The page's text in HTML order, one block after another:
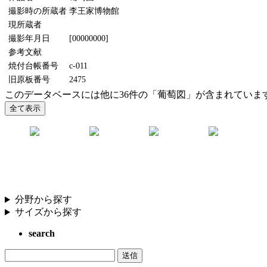
撮影時の所蔵者 李王家博物館
現所蔵者
撮影年月日
[00000000]
参考文献
焼付台帳番号
c-011
旧原板番号
2475
このデータベースには他に36件の「葡萄図」が含まれていま
分野から探す
サイズから探す
search